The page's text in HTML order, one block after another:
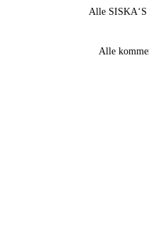
Alle SISKA‘S
Alle